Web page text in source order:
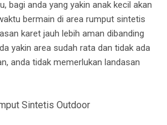
bagi anda yang yakin anak kecil akan
bermain di area rumput sintetis
karet jauh lebih aman dibanding
yakin area sudah rata dan tidak ada
anda tidak memerlukan landasan
Sintetis Outdoor